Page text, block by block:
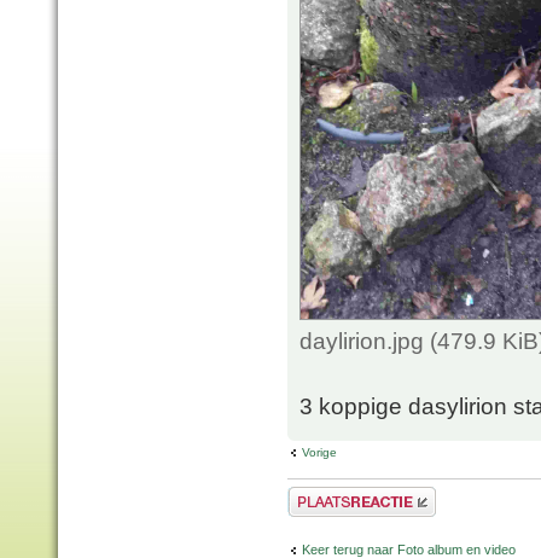
daylirion.jpg (479.9
3 koppige dasylirion
Vorige
Plaats een reactie
Keer terug naar Foto album en video